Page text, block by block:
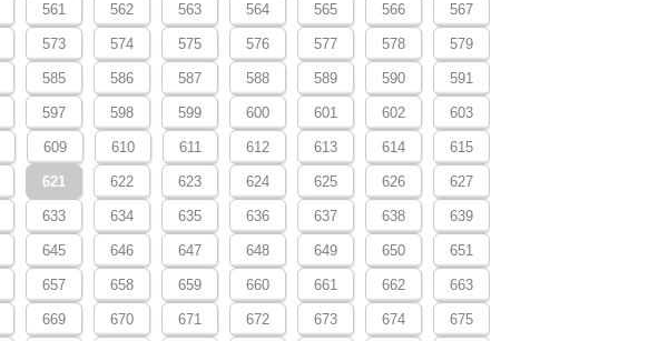
561 562 563 564 565 566 567
573 574 575 576 577 578 579
585 586 587 588 589 590 591
597 598 599 600 601 602 603
609 610 611 612 613 614 615
621 622 623 624 625 626 627
633 634 635 636 637 638 639
645 646 647 648 649 650 651
657 658 659 660 661 662 663
669 670 671 672 673 674 675